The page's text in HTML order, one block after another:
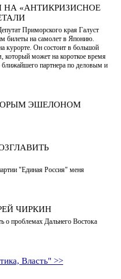
«АНТИКРИЗИСНОЕ
Приморского края Галуст
билеты на самолет в Японию.
курорте. Он состоит в большой
который может на короткое время
ближайшего партнера по деловым и
ЭШЕЛОНОМ
"Единая Россия" меня
ЧИРКИН
о проблемах Дальнего Востока
Власть" >>